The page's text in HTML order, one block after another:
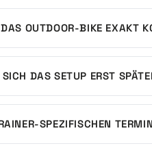
OUTDOOR-BIKE EXAKT
DAS SETUP ERST
SPEZIFISCHEN